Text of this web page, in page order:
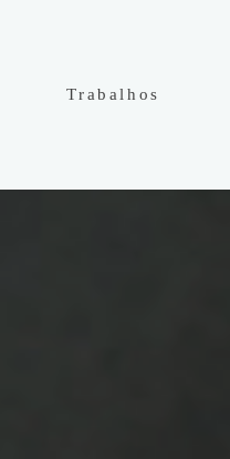
Trabalhos